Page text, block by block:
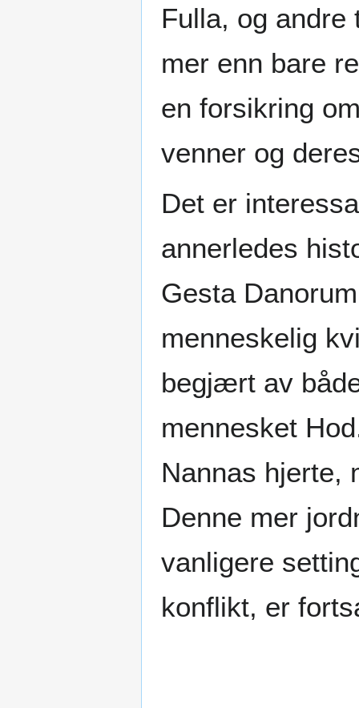
Fulla, og andre
mer enn bare
en forsikring
venner og
Det er
annerledes
Gesta
menneskelig
begjært av
mennesket
Nannas hjerte,
Denne mer
vanligere
konflikt, er